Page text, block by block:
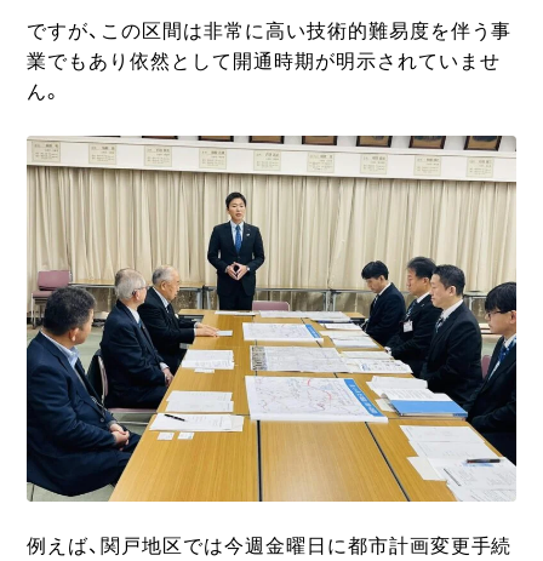
ですが、この区間は非常に高い技術的難易度を伴う事
業でもあり依然として開通時期が明示されていませ
ん。
例えば、関戸地区では今週金曜日に都市計画変更手続